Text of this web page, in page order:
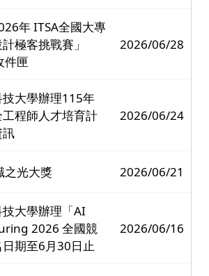
年 ITSA全國大專
極客挑戰賽」
件匣
2026/06/28
大學辦理115年
工程師人才培育計
2026/06/24
之光大獎 2026/06/21
大學辦理「AI
2026 全國競
期至6月30日止
2026/06/16